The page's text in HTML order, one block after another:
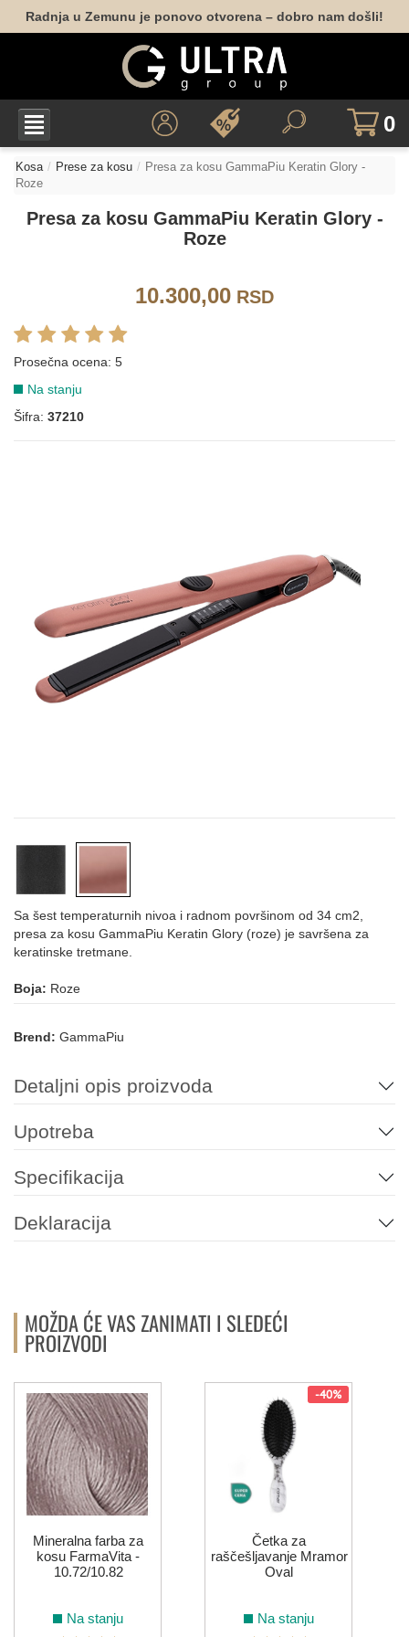
Radnja u Zemunu je ponovo otvorena – dobro nam došli!
0
Kosa Prese za kosu
Presa za kosu GammaPiu Keratin Glory -
Roze
Presa za kosu GammaPiu Keratin Glory -
Roze
10.300,00 RSD
Prosečna ocena: 5
Na stanju
Šifra: 37210
Sa šest temperaturnih nivoa i radnom površinom od 34 cm2,
presa za kosu GammaPiu Keratin Glory (roze) je savršena za
keratinske tretmane.
Boja: Roze
Brend: GammaPiu
Detaljni opis proizvoda
Upotreba
Specifikacija
Deklaracija
MOŽDA ĆE VAS ZANIMATI I SLEDEĆI
PROIZVODI
Mineralna farba za
kosu FarmaVita -
10.72/10.82
Na stanju
-40%
Četka za
raščešljavanje Mramor
Oval
Na stanju